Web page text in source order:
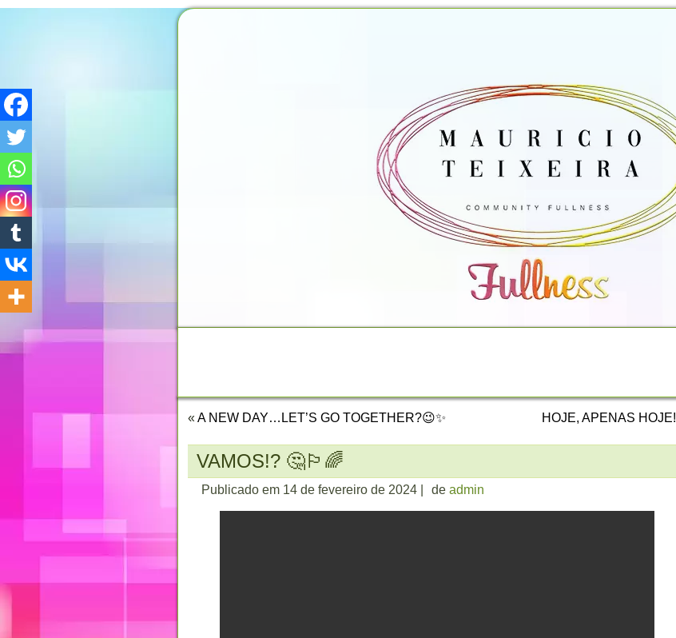
« A NEW DAY…LET’S GO TOGETHER?😉✨ HOJE, APENAS HOJE!
VAMOS!? 🤔🏳️‍🌈
Publicado em 14 de fevereiro de 2024 de admin